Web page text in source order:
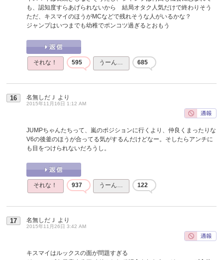
も、認知度すらあげられないから 結局オタク人気だけで終わりそう
ただ、キスマイのほうがMCなどで残れそうな人がいるかな？
ジャンプはいつまでも幼稚でポンコツ過ぎるとおもう
それな！ 595 うーん… 685
16 名無しだＪ より
2015年11月16日 1:12 AM
JUMPちゃんたちって、嵐のポジションに行くより、仲良くまったりな
V6の後釜のほうが合ってる気がするんだけどなー。そしたらアンチに
も目をつけられないだろうし。
それな！ 937 うーん… 122
17 名無しだＪ より
2015年11月26日 3:42 AM
キスマイはルックスの面が問題すぎる